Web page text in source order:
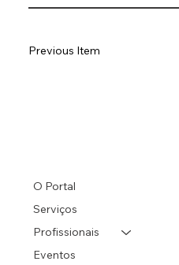
Previous Item
O Portal
Serviços
Profissionais
Eventos